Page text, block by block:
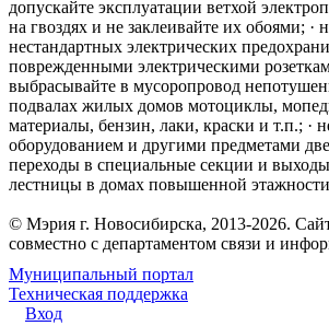
допускайте эксплуатации ветхой
на гвоздях и не заклеивайте их обоями; ·
нестандартных электрических
поврежденными электрическими
выбрасывайте в мусоропровод
подвалах жилых домов мотоциклы,
материалы, бензин, лаки, краски и т.п.; ·
оборудованием и другими предметами
переходы в специальные секции и
лестницы в домах повышенной
© Мэрия г. Новосибирска, 2013-2026.
совместно с департаментом связи и
Муниципальный портал
Техническая поддержка
Вход